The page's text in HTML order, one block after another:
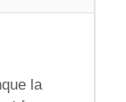
la